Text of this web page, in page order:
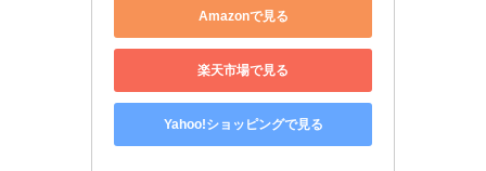
Amazonで見る
楽天市場で見る
Yahoo!ショッピングで見る